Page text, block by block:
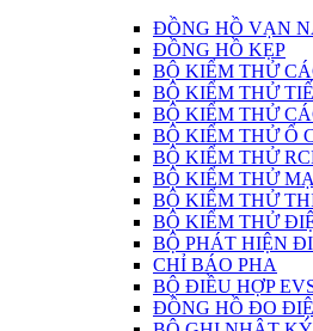
ĐỒNG HỒ VẠN
ĐỒNG HỒ KẸP
BỘ KIỂM THỬ
BỘ KIỂM THỬ
BỘ KIỂM THỬ
BỘ KIỂM THỬ Ổ
BỘ KIỂM THỬ
BỘ KIỂM THỬ
BỘ KIỂM THỬ
BỘ KIỂM THỬ
BỘ PHÁT HIỆN
CHỈ BÁO PHA
BỘ ĐIỀU HỢP
ĐỒNG HỒ ĐO